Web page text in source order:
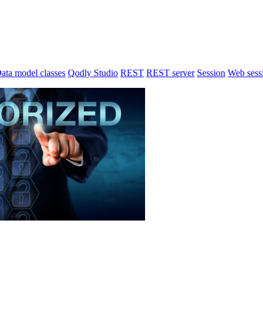
model classes Qodly Studio REST REST server Session Web